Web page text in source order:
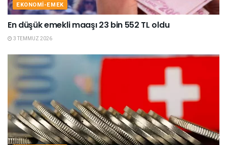
EKONOMI-EMEK
En düşük emekli maaşı 23 bin 552 TL oldu
3 TEMMUZ 2026